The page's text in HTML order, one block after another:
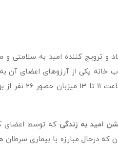
ترویج کننده امید به سلامتی و
خانه یکی از آرزوهای اعضای آن
بود ولی کاری ماندگار در پیش
امید به زندگی که توسط اعضای
که درحال مبارزه با بیماری سرطان